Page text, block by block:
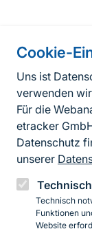
Cookie-
Uns ist
verwenden
Für die
etracker
Datenschutz
unserer
Technisch
Funktionen
Website